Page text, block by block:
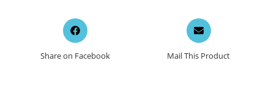
Opens
in
new
Share on Facebook
Opens
in
a
new
Mail This Product